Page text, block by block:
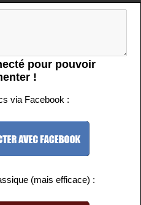
pour pouvoir
!
via Facebook :
(mais efficace) :